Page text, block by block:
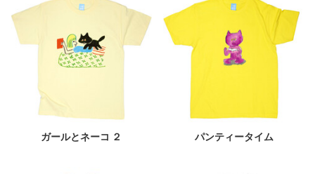
ガールとネーコ ２ パンティータイム